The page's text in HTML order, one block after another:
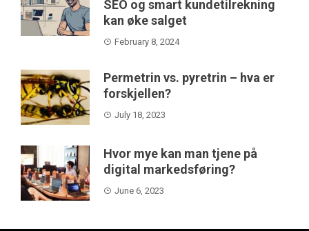
SEO og smart kundetilrekning
kan øke salget
February 8, 2024
Permetrin vs. pyretrin – hva er
forskjellen?
July 18, 2023
Hvor mye kan man tjene på
digital markedsføring?
June 6, 2023